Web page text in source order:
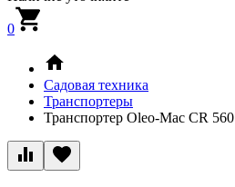
0
Садовая техника
Транспортеры
Транспортер Oleo-Mac CR 560